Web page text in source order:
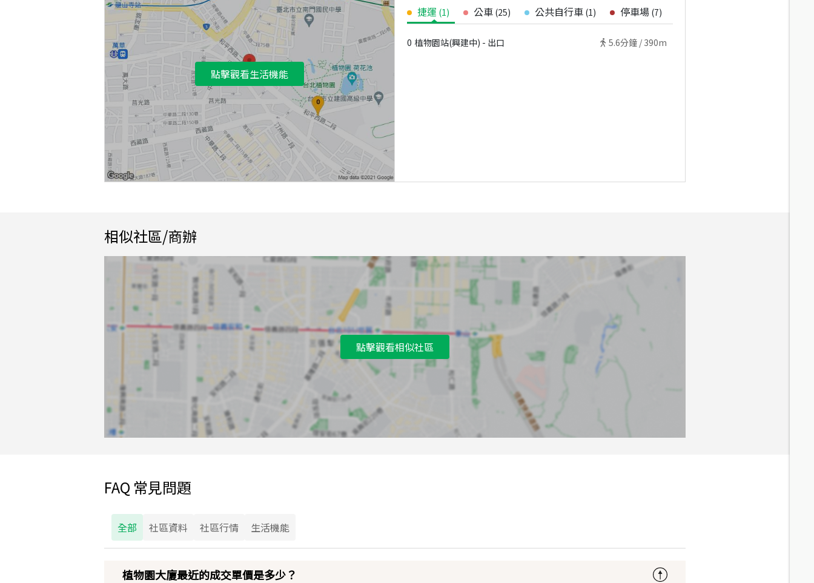
點擊觀看生活機能
捷運 (1) 公車 (25) 公共自行車 (1) 停車場 (7)
0 植物園站(興建中) - 出口 5.6分鐘 / 390m
相似社區/商辦
點擊觀看相似社區
FAQ 常見問題
全部 社區資料 社區行情 生活機能
植物園大廈最近的成交單價是多少？